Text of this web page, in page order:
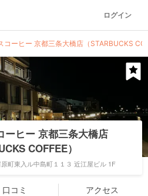
ログイン
コーヒー 京都三条大橋店（STARBUCKS
ーヒー 京都三条大橋店
COFFEE）
町東入ル中島町１１３ 近江屋ビル 1F
口コミ アクセス